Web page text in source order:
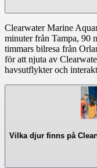
Clearwater Marine
minuter från Tampa, 90
timmars bilresa från
för att njuta av
havsutflykter och
Vilka djur finns på